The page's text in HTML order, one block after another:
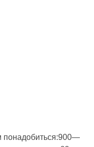
понадобиться:900—